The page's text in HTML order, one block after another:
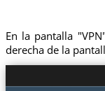
En la pantalla
derecha de la